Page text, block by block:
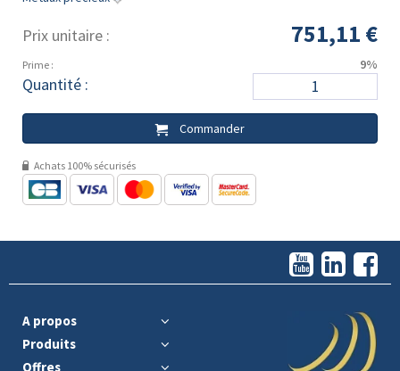
Prix unitaire : 751,11 €
Prime : 9%
Quantité :
Commander
Achats 100% sécurisés
A propos
Produits
Offres